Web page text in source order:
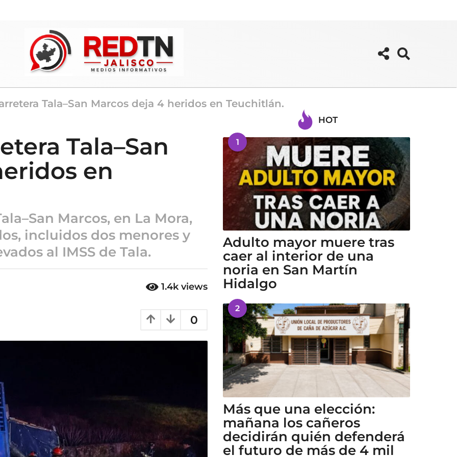
Tala–San Marcos deja 4 heridos en Teuchitlán.
Tala–San
en
Marcos, en La Mora,
incluidos dos menores y
al IMSS de Tala.
1.4k views
0
HOT
1
Adulto mayor muere tras
caer al interior de una
noria en San Martín
Hidalgo
2
Más que una elección:
mañana los cañeros
decidirán quién defenderá
el futuro de más de 4 mil